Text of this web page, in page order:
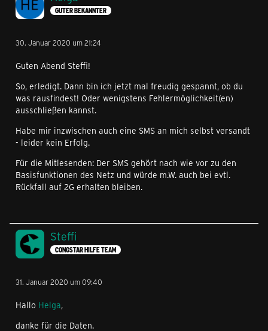
GUTER BEKANNTER
30. Januar 2020 um 21:24
Guten Abend Steffi!
So, erledigt. Dann bin ich jetzt mal freudig gespannt, ob du
was rausfindest! Oder wenigstens Fehlermöglichkeit(en)
ausschließen kannst.
Habe mir inzwischen auch eine SMS an mich selbst versandt
- leider kein Erfolg.
Für die Mitlesenden: Der SMS gehört nach wie vor zu den
Basisfunktionen des Netz und würde m.W. auch bei evtl.
Rückfall auf 2G erhalten bleiben.
Steffi
CONGSTAR HILFE TEAM
31. Januar 2020 um 09:40
Hallo Helga,
danke für die Daten.